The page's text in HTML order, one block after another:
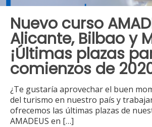
Nuevo curso
Alicante, Bilbao y
¡Últimas plazas
comienzos de
¿Te gustaría aprovechar el buen
del turismo en nuestro país y
ofrecemos las últimas plazas de
AMADEUS en […]